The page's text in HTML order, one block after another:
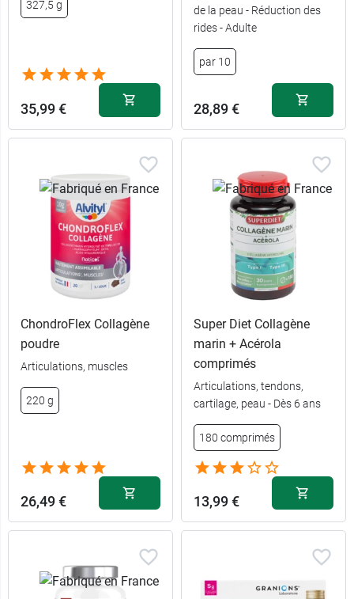
284 g
327,5 g
35,99 €
de la peau - Réduction des
rides - Adulte
par 10
28,89 €
ChondroFlex Collagène
poudre
Articulations, muscles
220 g
26,49 €
Super Diet Collagène
marin + Acérola
comprimés
Articulations, tendons,
cartilage, peau - Dès 6 ans
180 comprimés
13,99 €